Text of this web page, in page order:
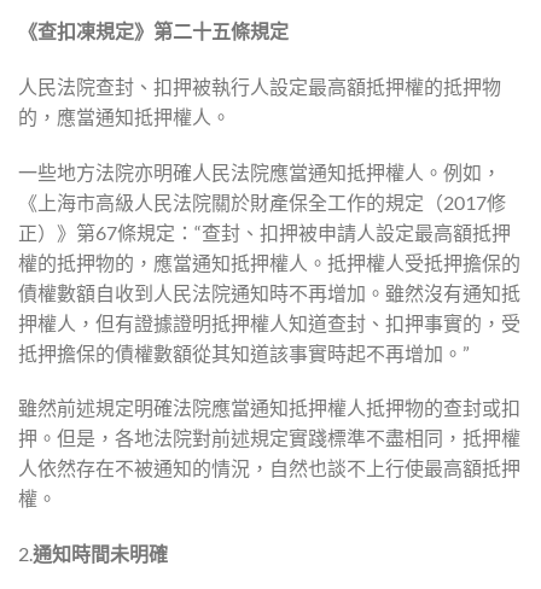
《查扣凍規定》第二十五條規定
人民法院查封、扣押被執行人設定最高額抵押權的抵押物
的，應當通知抵押權人。
一些地方法院亦明確人民法院應當通知抵押權人。例如，
《上海市高級人民法院關於財產保全工作的規定（2017修
正）》第67條規定：“查封、扣押被申請人設定最高額抵押
權的抵押物的，應當通知抵押權人。抵押權人受抵押擔保的
債權數額自收到人民法院通知時不再增加。雖然沒有通知抵
押權人，但有證據證明抵押權人知道查封、扣押事實的，受
抵押擔保的債權數額從其知道該事實時起不再增加。”
雖然前述規定明確法院應當通知抵押權人抵押物的查封或扣
押。但是，各地法院對前述規定實踐標準不盡相同，抵押權
人依然存在不被通知的情況，自然也談不上行使最高額抵押
權。
2.通知時間未明確